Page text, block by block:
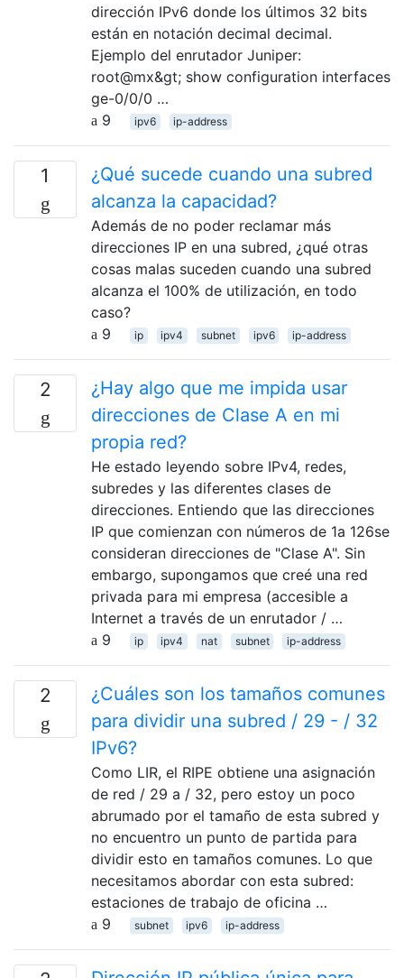
dirección IPv6 donde los últimos 32 bits
están en notación decimal decimal.
Ejemplo del enrutador Juniper:
root@mx&gt; show configuration interfaces
ge-0/0/0 …
9
ipv6 ip-address
1
¿Qué sucede cuando una subred
alcanza la capacidad?
Además de no poder reclamar más
direcciones IP en una subred, ¿qué otras
cosas malas suceden cuando una subred
alcanza el 100% de utilización, en todo
caso?
9
ip ipv4 subnet ipv6 ip-address
2
¿Hay algo que me impida usar
direcciones de Clase A en mi
propia red?
He estado leyendo sobre IPv4, redes,
subredes y las diferentes clases de
direcciones. Entiendo que las direcciones
IP que comienzan con números de 1a 126se
consideran direcciones de "Clase A". Sin
embargo, supongamos que creé una red
privada para mi empresa (accesible a
Internet a través de un enrutador / …
9
ip ipv4 nat subnet ip-address
2
¿Cuáles son los tamaños comunes
para dividir una subred / 29 - / 32
IPv6?
Como LIR, el RIPE obtiene una asignación
de red / 29 a / 32, pero estoy un poco
abrumado por el tamaño de esta subred y
no encuentro un punto de partida para
dividir esto en tamaños comunes. Lo que
necesitamos abordar con esta subred:
estaciones de trabajo de oficina …
9
subnet ipv6 ip-address